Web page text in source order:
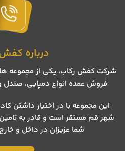
درباره
شرکت کفش رکاب، یکی از مجموعه
فروش عمده انواع دمپایی، صندل
این مجموعه با در اختیار داشتن
شهر قم مستقر است و قادر به
شما عزیزان در داخل و